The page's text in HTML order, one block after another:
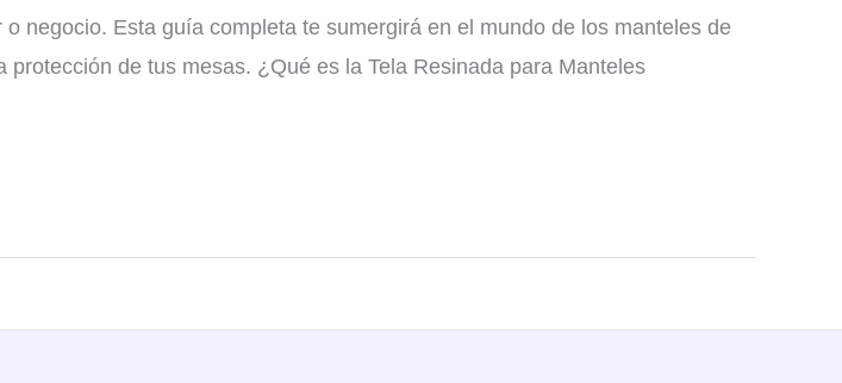
negocio. Esta guía completa te sumergirá en el mundo de los manteles de
de tus mesas. ¿Qué es la Tela Resinada para Manteles